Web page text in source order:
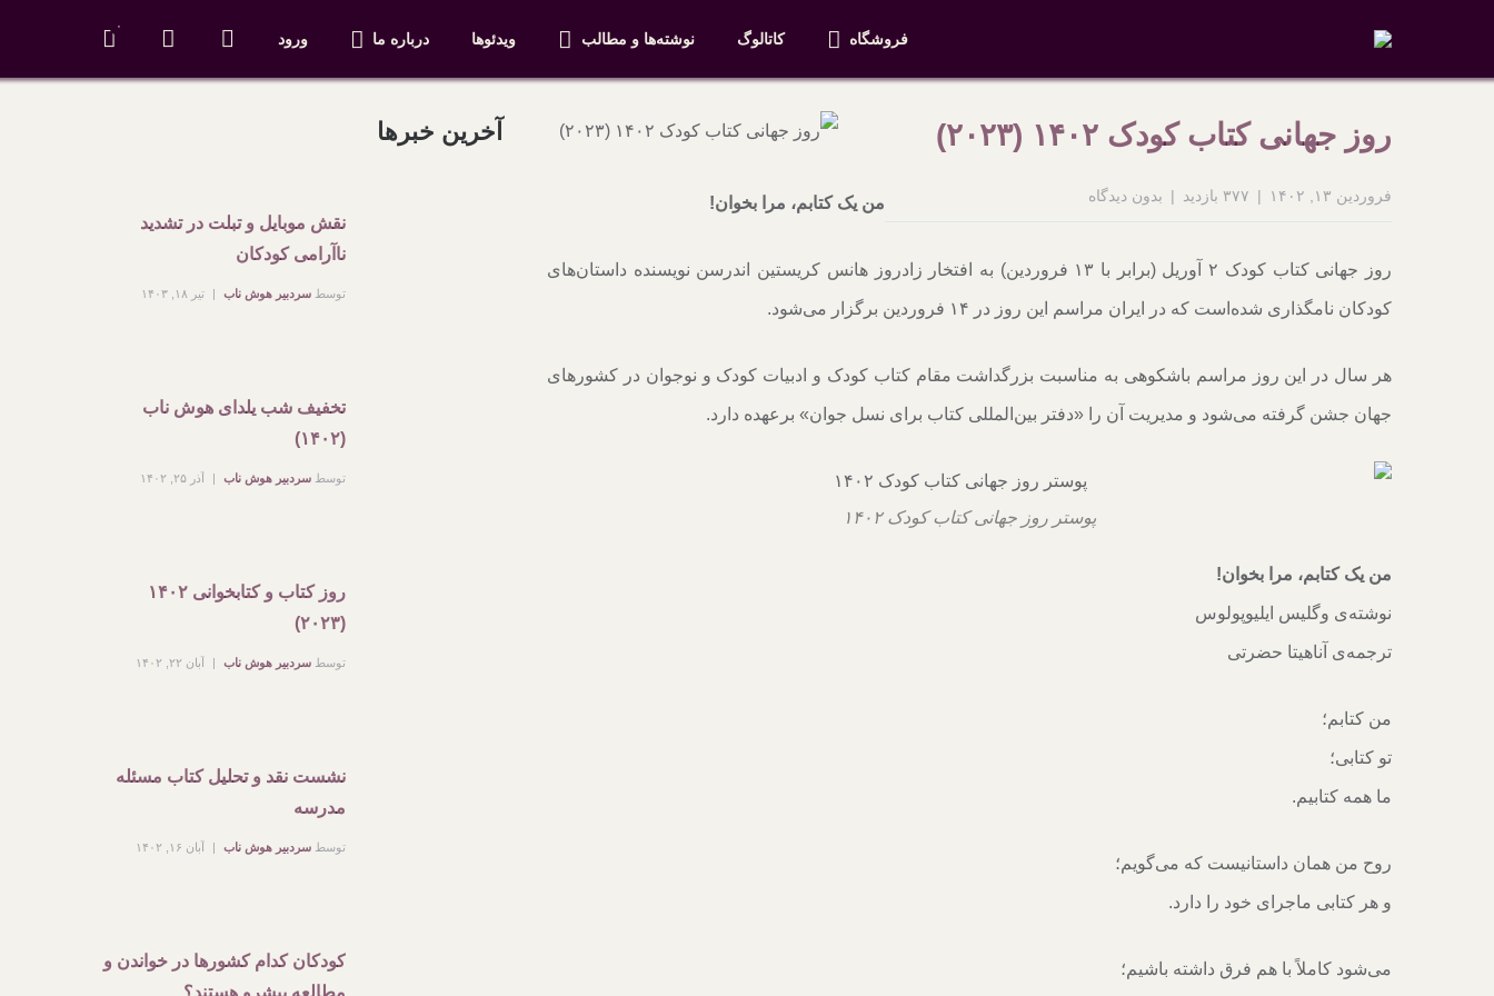
۰
فروشگاه کاتالوگ نوشته‌ها و مطالب ویدئوها درباره ما ورود
روز جهانی کتاب کودک ۱۴۰۲ (۲۰۲۳)
فروردین ۱۳, ۱۴۰۲ ۳۷۷ بازدید بدون دیدگاه من یک کتابم، مرا بخوان!
روز جهانی کتاب کودک ۲ آوریل (برابر با ۱۳ فروردین) به افتخار زادروز هانس کریستین اندرسن نویسنده داستان‌های
کودکان نامگذاری شده‌است که در ایران مراسم این روز در ۱۴ فروردین برگزار می‌شود.‌
هر سال در این روز مراسم باشکوهی به مناسبت بزرگداشت مقام کتاب کودک و ادبیات کودک و نوجوان در کشورهای
جهان جشن گرفته می‌شود و مدیریت آن را «دفتر بین‌المللی کتاب برای نسل جوان» برعهده دارد.
پوستر روز جهانی کتاب کودک ۱۴۰۲
من یک کتابم، مرا بخوان!
نوشته‌ی وگلیس ایلیوپولوس
ترجمه‌ی آناهیتا حضرتی
من کتابم؛
تو کتابی؛
ما همه کتابیم.
روح من همان داستانیست که می‌گویم؛
و هر کتابی ماجرای خود را دارد.
می‌شود کاملاً با هم فرق داشته باشیم؛
آخرین خبرها
نقش موبایل و تبلت در تشدید
ناآرامی کودکان
توسط سردبیر هوش ناب تیر ۱۸, ۱۴۰۳
تخفیف شب یلدای هوش ناب
(۱۴۰۲)
توسط سردبیر هوش ناب آذر ۲۵, ۱۴۰۲
روز کتاب و کتابخوانی ۱۴۰۲
(۲۰۲۳)
توسط سردبیر هوش ناب آبان ۲۲, ۱۴۰۲
نشست نقد و تحلیل کتاب مسئله
مدرسه
توسط سردبیر هوش ناب آبان ۱۶, ۱۴۰۲
کودکان کدام کشورها در خواندن و